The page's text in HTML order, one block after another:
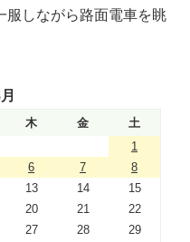
服しながら路面電車を眺
木 金
土
1
6 7
8
13 14
15
20 21
22
27 28
29